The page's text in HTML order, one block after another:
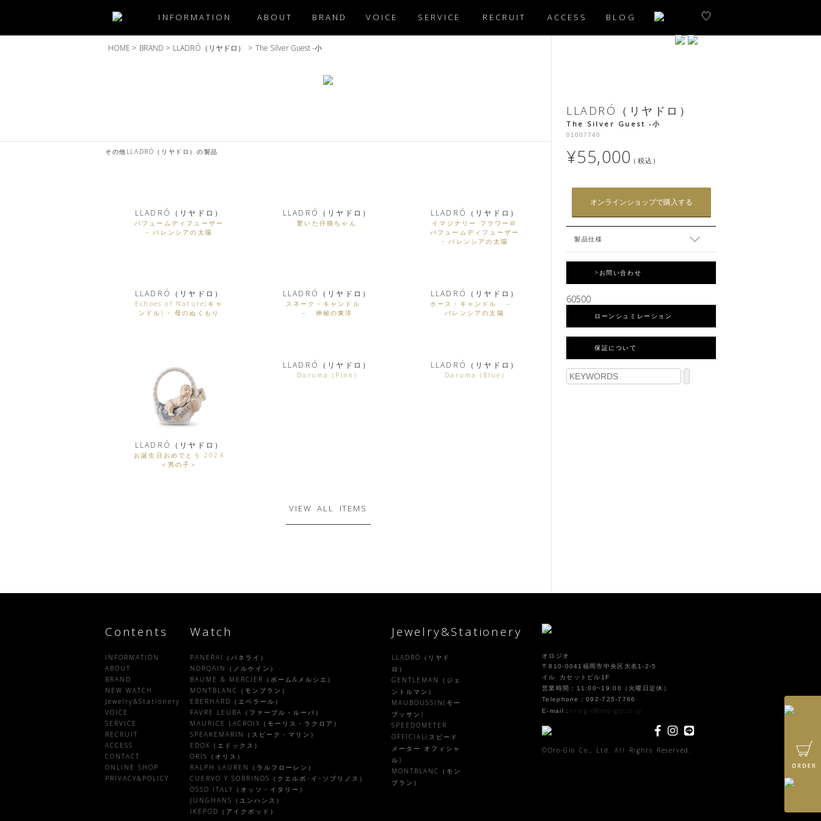
INFORMATION ABOUT BRAND VOICE SERVICE RECRUIT ACCESS BLOG
HOME > BRAND > LLADRÓ（リヤドロ） > The Silver Guest -小
その他LLADRÓ（リヤドロ）の製品
LLADRÓ（リヤドロ）
パフュームディフューザー
– バレンシアの太陽
LLADRÓ（リヤドロ）
驚いた仔猫ちゃん
LLADRÓ（リヤドロ）
イマジナリー フラワーⅢ
パフュームディフューザー
– バレンシアの太陽
LLADRÓ（リヤドロ）
Echoes of Nature(キャ
ンドル) – 母のぬくもり
LLADRÓ（リヤドロ）
スネーク・キャンドル
－ 神秘の東洋
LLADRÓ（リヤドロ）
ホース・キャンドル －
バレンシアの太陽
LLADRÓ（リヤドロ）
お誕生日おめでとう 2024
＜男の子＞
LLADRÓ（リヤドロ）
Daruma (Pink)
LLADRÓ（リヤドロ）
Daruma (Blue)
VIEW ALL ITEMS
LLADRÓ（リヤドロ）
The Silver Guest -小
01007740
¥55,000（税込）
オンラインショップで購入する
製品仕様
>お問い合わせ
60500
ローンシュミレーション
保証について
Contents
INFORMATION
ABOUT
BRAND
NEW WATCH
Jewelry&Stationery
VOICE
SERVICE
RECRUIT
ACCESS
CONTACT
ONLINE SHOP
PRIVACY&POLICY
Watch
PANERAI（パネライ）
NORQAIN（ノルケイン）
BAUME & MERCIER（ボーム&メルシエ）
MONTBLANC（モンブラン）
EBERHARD（エベラール）
FAVRE LEUBA（ファーブル・ルーバ）
MAURICE LACROIX（モーリス・ラクロア）
SPEAKEMARIN（スピーク・マリン）
EDOX（エドックス）
ORIS（オリス）
RALPH LAUREN（ラルフローレン）
CUERVO Y SOBRINOS（クエルボ･イ･ソブリノス）
OSSO ITALY（オッソ・イタリー）
JUNGHANS（ユンハンス）
IKEPOD（アイクポッド）
Jewelry&Stationery
LLADRÓ（リヤド
ロ）
GENTLEMAN（ジェ
ントルマン）
MAUBOUSSIN(モー
ブッサン)
SPEEDOMETER
OFFICIAL(スピード
メーター オフィシャ
ル)
MONTBLANC（モン
ブラン）
オロジオ
〒810-0041福岡市中央区大名1-2-5
イル カセットビル1F
営業時間：11:00~19:00（火曜日定休）
Telephone：092-725-7766
E-mail：oro-gio@oro-gio.co.jp
©Oro-Gio Co., Ltd. All Rights Reserved.